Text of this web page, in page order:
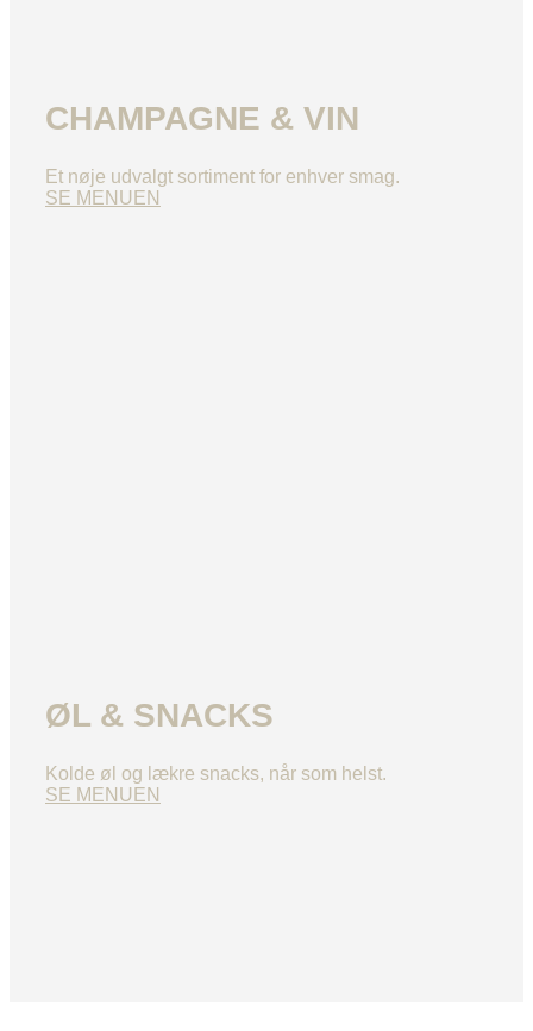
CHAMPAGNE & VIN
Et nøje udvalgt sortiment for enhver smag.
SE MENUEN
ØL & SNACKS
Kolde øl og lækre snacks, når som helst.
SE MENUEN